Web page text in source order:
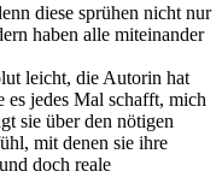
diese sprühen nicht nur
haben alle miteinander
leicht, die Autorin hat
es jedes Mal schafft, mich
sie über den nötigen
mit denen sie ihre
doch reale